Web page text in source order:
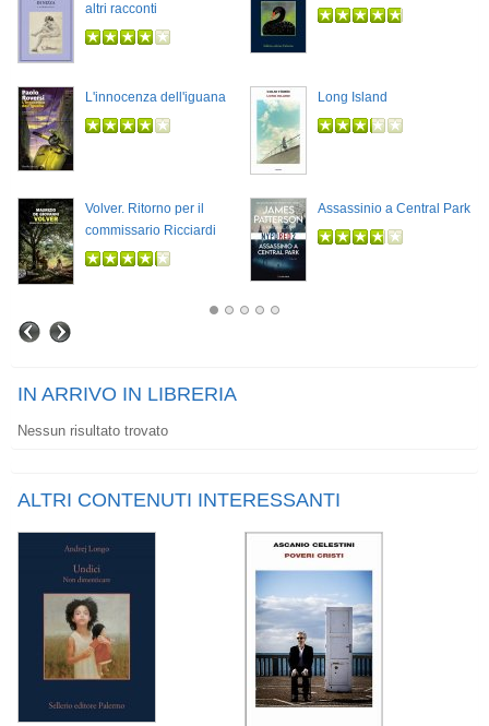
altri racconti
L'innocenza dell'iguana Long Island
Volver. Ritorno per il
commissario Ricciardi
Assassinio a Central Park
IN ARRIVO IN LIBRERIA
Nessun risultato trovato
ALTRI CONTENUTI INTERESSANTI